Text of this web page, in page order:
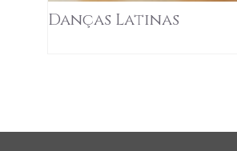
Danças Latinas